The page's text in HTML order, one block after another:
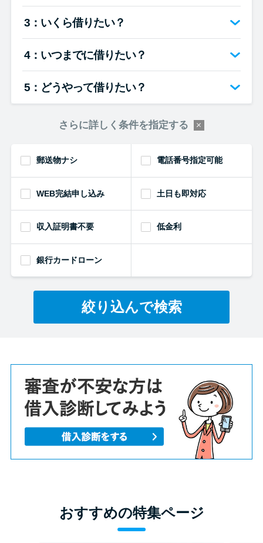
3：いくら借りたい？
4：いつまでに借りたい？
5：どうやって借りたい？
さらに詳しく条件を指定する
郵送物ナシ 電話番号指定可能
WEB完結申し込み 土日も即対応
収入証明書不要 低金利
銀行カードローン
絞り込んで検索
おすすめの特集ページ